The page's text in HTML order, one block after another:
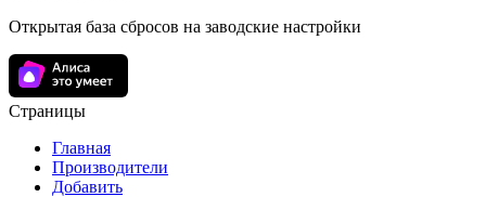
Открытая база сбросов на заводские настройки
Страницы
Главная
Производители
Добавить